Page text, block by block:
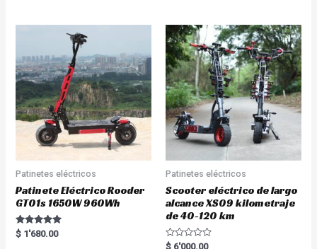
Patinetes eléctricos
Patinete Eléctrico Rooder
GT01s 1650W 960Wh
Rated
5.00
$ 1'680.00
Patinetes eléctricos
Scooter eléctrico de largo
alcance XS09 kilometraje
de 40-120 km
R
$ 6'000.00